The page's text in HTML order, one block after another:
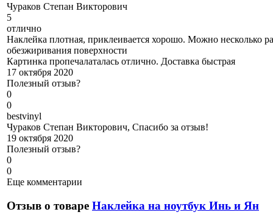
Чураков Степан Викторович
5
отлично
Наклейка плотная, приклеивается хорошо. Можно несколько
обезжиривания поверхности
Картинка пропечалаталась отлично. Доставка быстрая
17 октября 2020
Полезный отзыв?
0
0
bestvinyl
Чураков Степан Викторович, Спасибо за отзыв!
19 октября 2020
Полезный отзыв?
0
0
Еще комментарии
Отзыв о товаре Наклейка на ноутбук Инь и Ян